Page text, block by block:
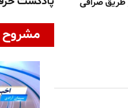
طریق صرافی
مشروح